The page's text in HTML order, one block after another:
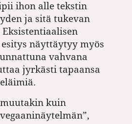
ihon alle tekstin
ja sitä tukevan
näyttäytyy myös
vahvana
jyrkästi tapaansa
kuin